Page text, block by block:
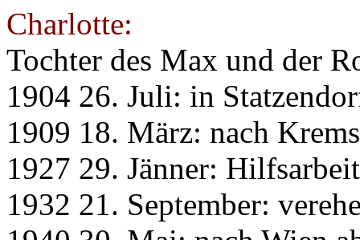
Charlotte:
Tochter des Max und der
1904 26. Juli: in
1909 18. März: nach
1927 29. Jänner:
1932 21. September: